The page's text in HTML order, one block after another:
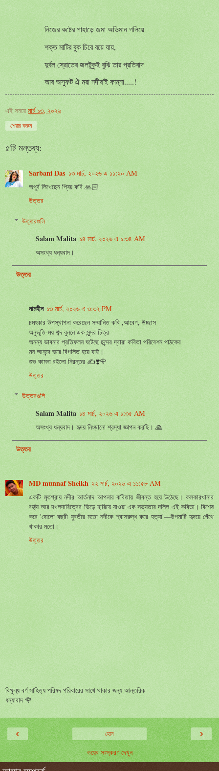
নিজের কষ্টের পাহাড়ে জমা অভিমান গলিয়ে
শক্ত মাটির বুক চিরে বয়ে যায়,
দুর্বল স্রোতের জলটুকুই বুঝি তার প্রতিবাদ
আর অস্ফুট ঐ মরা নদীর'ই কান্না.....!
এই সময়ে মার্চ ১৩, ২০২৬
শেয়ার করুন
৫টি মন্তব্য:
Sarbani Das ১৩ মার্চ, ২০২৬ এ ১১:২০ AM
অপূর্ব লিখেছেন প্ৰিয় কবি 🙏🏻
উত্তর
উত্তরগুলি
Salam Malita ১৪ মার্চ, ২০২৬ এ ১:৩৪ AM
অসংখ্য ধন্যবাদ।
উত্তর
নামহীন ১৩ মার্চ, ২০২৬ এ ৩:৩২ PM
চমৎকার উপস্থাপনা করেছেন সম্মানিত কবি ,আবেগ, উচ্ছাস
অনুভূতি-ময় শব্দ বুননে এক সুন্দর চিত্র
অনন্য ভাবনার প্রতিফলন ঘটেছে ছন্দের দ্বারা কবিতা পরিবেশন পাঠকের
মন আনন্দে ভরে বিগলিত হয়ে যাই।
শুভ কামনা রইলো নিরন্তর ✍️❣️🌹
উত্তর
উত্তরগুলি
Salam Malita ১৪ মার্চ, ২০২৬ এ ১:৩৫ AM
অসংখ্য ধন্যবাদ। হৃদয় নিংড়ানো শ্রদ্ধা জ্ঞাপন করছি। 🙏
উত্তর
MD munnaf Sheikh ২২ মার্চ, ২০২৬ এ ১১:৫৮ AM
একটি মৃতপ্রায় নদীর আর্তনাদ আপনার কবিতায় জীবন্ত হয়ে উঠেছে। কলকারখানার
বর্জ্য আর দখলদারিত্বের ভিড়ে হারিয়ে যাওয়া এক সভ্যতার দলিল এই কবিতা। বিশেষ
করে 'ষোলো বছরী যুবতীর মতো নদীকে শ্বাসরুদ্ধ করে হত্যা'—উপমাটি হৃদয়ে গেঁথে
থাকার মতো।
উত্তর
বিক্ষুব্ধ বর্ণ সাহিত্য পরিষদ পরিবারের সাথে থাকার জন্য আন্তরিক
ধন্যাবাদ 🌹
‹ ›
হোম
ওয়েব সংস্করণ দেখুন